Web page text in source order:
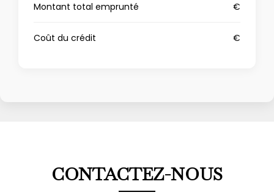
Montant total emprunté €
Coût du crédit €
CONTACTEZ-NOUS